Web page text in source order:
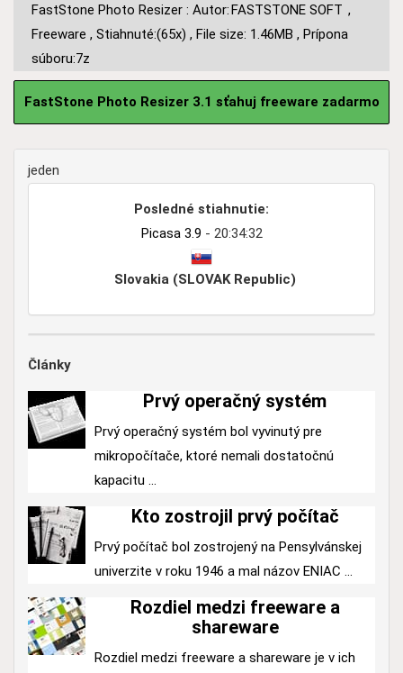
FastStone Photo Resizer : Autor:FASTSTONE SOFT ,
Freeware , Stiahnuté:(65x) , File size: 1.46MB , Prípona
súboru:7z
FastStone Photo Resizer 3.1 sťahuj freeware zadarmo
jeden
Posledné stiahnutie:
Picasa 3.9 - 20:34:32
Slovakia (SLOVAK Republic)
Články
Prvý operačný systém
Prvý operačný systém bol vyvinutý pre
mikropočítače, ktoré nemali dostatočnú
kapacitu ...
Kto zostrojil prvý počítač
Prvý počítač bol zostrojený na Pensylvánskej
univerzite v roku 1946 a mal názov ENIAC ...
Rozdiel medzi freeware a
shareware
Rozdiel medzi freeware a shareware je v ich